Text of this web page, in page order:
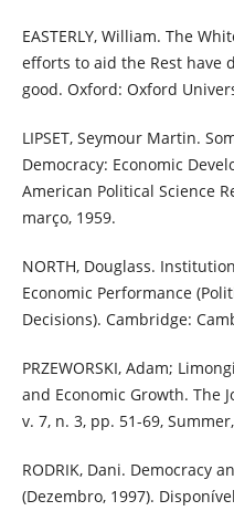
EASTERLY, William. The
efforts to aid the Rest have
good. Oxford: Oxford
LIPSET, Seymour Martin.
Democracy: Economic
American Political Science
março, 1959.
NORTH, Douglass.
Economic Performance
Decisions). Cambridge:
PRZEWORSKI, Adam;
and Economic Growth. The
v. 7, n. 3, pp. 51-69,
RODRIK, Dani. Democracy
(Dezembro, 1997).